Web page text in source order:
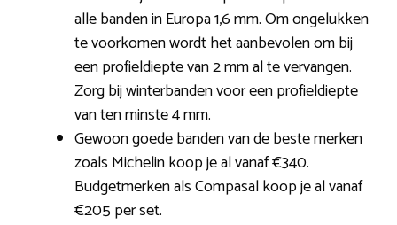
alle banden in Europa 1,6 mm. Om ongelukken
te voorkomen wordt het aanbevolen om bij
een profieldiepte van 2 mm al te vervangen.
Zorg bij winterbanden voor een profieldiepte
van ten minste 4 mm.
Gewoon goede banden van de beste merken
zoals Michelin koop je al vanaf €340.
Budgetmerken als Compasal koop je al vanaf
€205 per set.